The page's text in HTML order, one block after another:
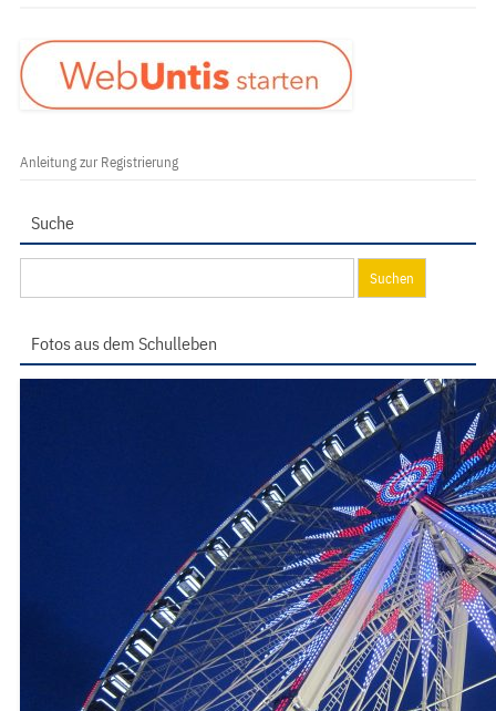
Anleitung zur Registrierung
Suche
nach:
Fotos aus dem Schulleben